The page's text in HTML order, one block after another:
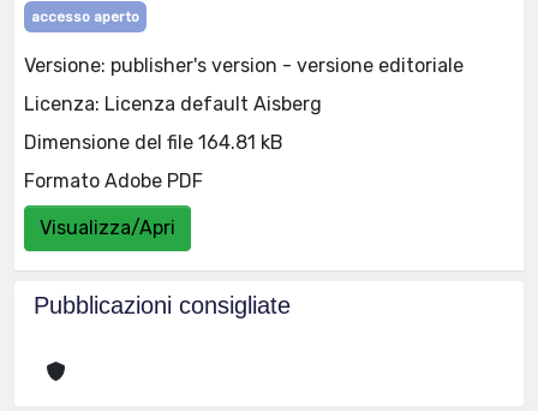
accesso aperto
Versione: publisher's version - versione editoriale
Licenza: Licenza default Aisberg
Dimensione del file 164.81 kB
Formato Adobe PDF
Visualizza/Apri
Pubblicazioni consigliate